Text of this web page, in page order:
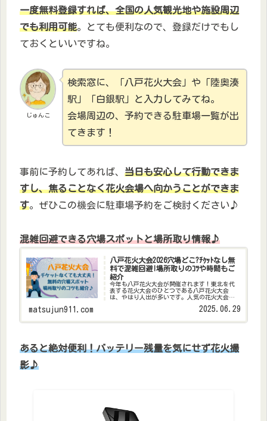
一度無料登録すれば、全国の人気観光地や施設周辺
でも利用可能。とても便利なので、登録だけでもし
ておくといいですね。
じゅんこ
検索窓に、「八戸花火大会」や「陸奥湊
駅」「白銀駅」と入力してみてね。
会場周辺の、予約できる駐車場一覧が出
てきます！
事前に予約してあれば、 当日も安心して行動できま
すし、焦ることなく花火会場へ向かうことができま
す。ぜひこの機会に駐車場予約をご検討ください♪
混雑回避できる穴場スポットと場所取り情報♪
八戸花火大会2026穴場どこ?ﾁｹｯﾄなし無
料で混雑回避!場所取りのｺﾂや時間もご
紹介
今年も八戸花火大会が開催されます！東北を代
表する花火大会のひとつである八戸花火大会
は、やはり人出が多いです。人気の花火大会は
れば混雑を避けて花火を楽しみたい！と思って
matsujun911.com 2025.06.29
あると絶対便利！バッテリー残量を気にせず花火撮
影♪